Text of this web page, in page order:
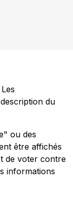
du
ou des
être affichés
de voter contre
informations